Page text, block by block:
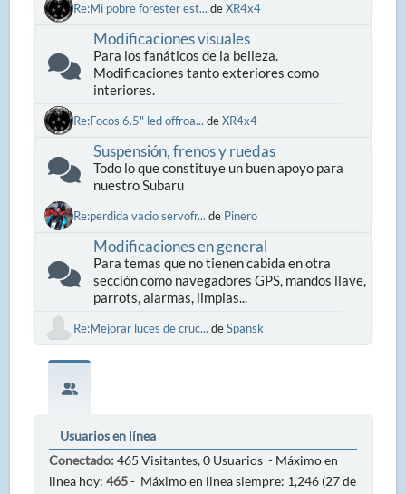
Re:Mi pobre forester est... deXR4x4
Modificaciones visuales
Para los fanáticos de la belleza.
Modificaciones tanto exteriores como
interiores.
Re:Focos 6.5" led offroa... deXR4x4
Suspensión, frenos y ruedas
Todo lo que constituye un buen apoyo para
nuestro Subaru
Re:perdida vacio servofr... de Pinero
Modificaciones en general
Para temas que no tienen cabida en otra
sección como navegadores GPS, mandos llave,
parrots, alarmas, limpias...
Re:Mejorar luces de cruc... deSpansk
Usuarios en línea
Conectado:465 Visitantes, 0 Usuarios - Máximo en
linea hoy:465- Máximo en linea siempre: 1,246 (27 de